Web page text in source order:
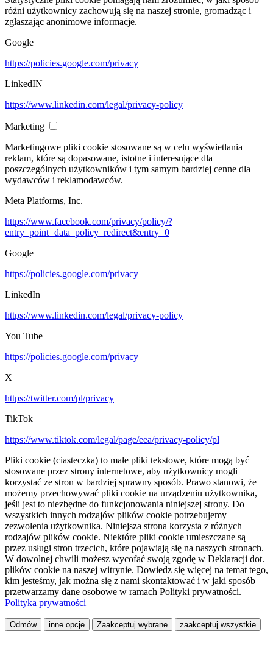
różni użytkownicy zachowują się na naszej stronie, gromadząc i
zgłaszając anonimowe informacje.
Google
https://policies.google.com/privacy
LinkedIN
https://www.linkedin.com/legal/privacy-policy
Marketing
Marketingowe pliki cookie stosowane są w celu wyświetlania
reklam, które są dopasowane, istotne i interesujące dla
poszczególnych użytkowników i tym samym bardziej cenne dla
wydawców i reklamodawców.
Meta Platforms, Inc.
https://www.facebook.com/privacy/policy/?
entry_point=data_policy_redirect&entry=0
Google
https://policies.google.com/privacy
LinkedIn
https://www.linkedin.com/legal/privacy-policy
You Tube
https://policies.google.com/privacy
X
https://twitter.com/pl/privacy
TikTok
https://www.tiktok.com/legal/page/eea/privacy-policy/pl
Pliki cookie (ciasteczka) to małe pliki tekstowe, które mogą być
stosowane przez strony internetowe, aby użytkownicy mogli
korzystać ze stron w bardziej sprawny sposób. Prawo stanowi, że
możemy przechowywać pliki cookie na urządzeniu użytkownika,
jeśli jest to niezbędne do funkcjonowania niniejszej strony. Do
wszystkich innych rodzajów plików cookie potrzebujemy
zezwolenia użytkownika. Niniejsza strona korzysta z różnych
rodzajów plików cookie. Niektóre pliki cookie umieszczane są
przez usługi stron trzecich, które pojawiają się na naszych stronach.
W dowolnej chwili możesz wycofać swoją zgodę w Deklaracji dot.
plików cookie na naszej witrynie. Dowiedz się więcej na temat tego,
kim jesteśmy, jak można się z nami skontaktować i w jaki sposób
przetwarzamy dane osobowe w ramach Polityki prywatności.
Polityka prywatności
Odmów inne opcje Zaakceptuj wybrane zaakceptuj wszystkie